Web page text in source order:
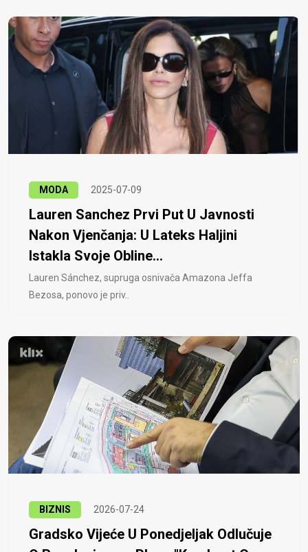
MODA 2025-07-09
Lauren Sanchez Prvi Put U Javnosti
Nakon Vjenčanja: U Lateks Haljini
Istakla Svoje Obline...
Lauren Sánchez, supruga osnivača Amazona Jeffa
Bezosa, ponovo je priv..
BIZNIS 2026-07-24
Gradsko Vijeće U Ponedjeljak Odlučuje